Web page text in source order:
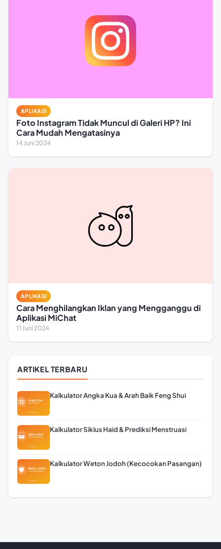
APLIKASI
Foto Instagram Tidak Muncul di Galeri HP? Ini
Cara Mudah Mengatasinya
14 Juni 2024
APLIKASI
Cara Menghilangkan Iklan yang Mengganggu di
Aplikasi MiChat
11 Juni 2024
ARTIKEL TERBARU
Kalkulator Angka Kua & Arah Baik Feng Shui
Kalkulator Siklus Haid & Prediksi Menstruasi
Kalkulator Weton Jodoh (Kecocokan Pasangan)